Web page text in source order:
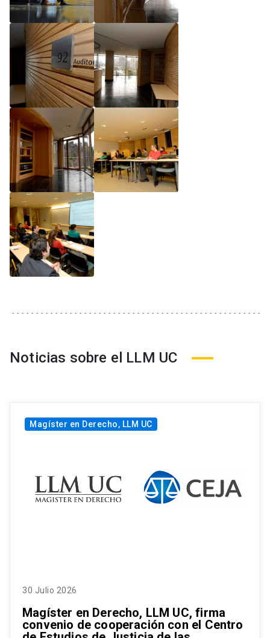
Noticias sobre el LLM UC
Magíster en Derecho, LLM UC
30 Julio 2026
Magíster en Derecho, LLM UC, firma
convenio de cooperación con el Centro